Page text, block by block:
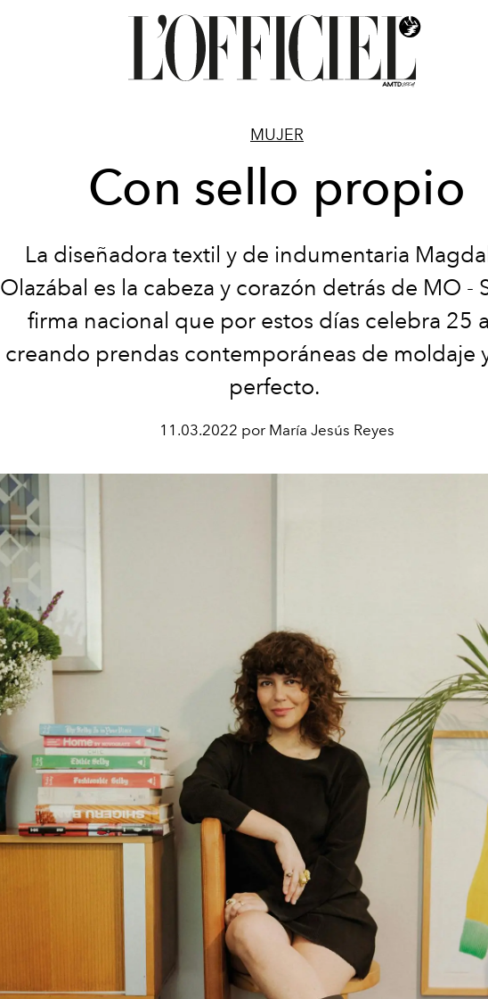
MUJER
Con sello propio
La diseñadora textil y de indumentaria
Olazábal es la cabeza y corazón detrás de MO -
firma nacional que por estos días celebra 25
creando prendas contemporáneas de moldaje
perfecto.
11.03.2022 por María Jesús Reyes